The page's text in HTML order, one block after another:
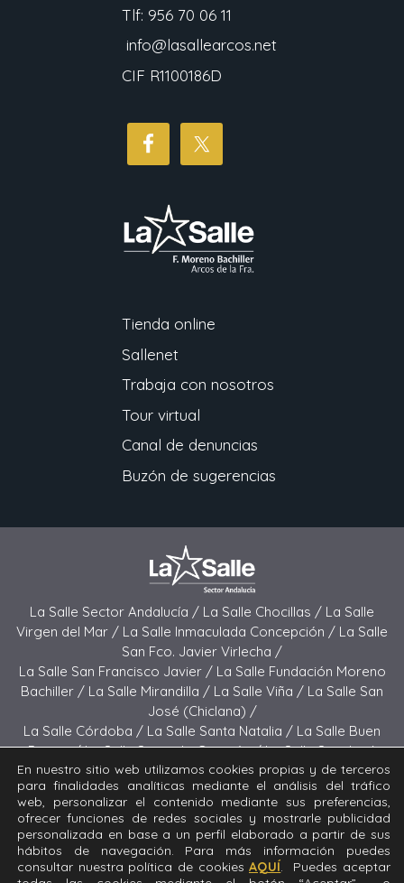
Tlf: 956 70 06 11
info@lasallearcos.net
CIF R1100186D
Tienda online
Sallenet
Trabaja con nosotros
Tour virtual
Canal de denuncias
Buzón de sugerencias
La Salle Sector Andalucía / La Salle Chocillas / La Salle
Virgen del Mar / La Salle Inmaculada Concepción / La Salle
San Fco. Javier Virlecha /
La Salle San Francisco Javier / La Salle Fundación Moreno
Bachiller / La Salle Mirandilla / La Salle Viña / La Salle San
José (Chiclana) /
La Salle Córdoba / La Salle Santa Natalia / La Salle Buen
Pastor /La Salle Sagrado Corazón /La Salle San José
(Jerez) / La Salle El Carmen (Melilla) /
La Salle Buen Consejo /La Salle El Carmen (San Fernando) /
La Salle San Francisco /La Salle Felipe Benito /La Salle La
Purísima
Todos los derechos reservados. Diseñado y desarrollado
En nuestro sitio web utilizamos cookies propias y de terceros
para finalidades analíticas mediante el análisis del tráfico
web, personalizar el contenido mediante sus preferencias,
ofrecer funciones de redes sociales y mostrarle publicidad
personalizada en base a un perfil elaborado a partir de sus
hábitos de navegación. Para más información puedes
consultar nuestra política de cookiesAQUÍ. Puedes aceptar